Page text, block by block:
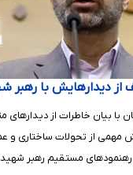
دیدارهایش با رهبر
با بیان خاطرات از دیدارهای
مهمی از تحولات ساختاری و
مستقیم رهبر شهید